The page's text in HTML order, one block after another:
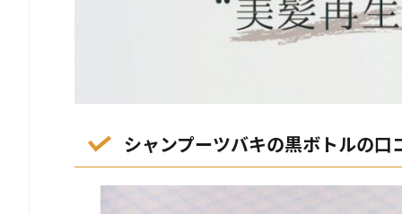
シャンプーツバキの黒ボトルの口